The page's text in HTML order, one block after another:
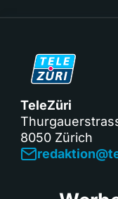
TeleZüri
8050 Zürich